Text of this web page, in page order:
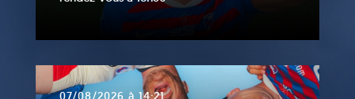
07/08/2026 à 14:21